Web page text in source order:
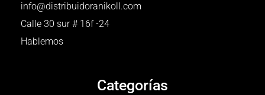
info@distribuidoranikoll.com
Calle 30 sur # 16f -24
Hablemos
Categorías